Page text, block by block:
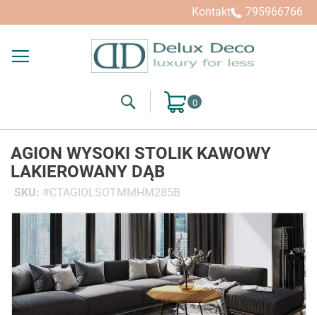
Kontakt 795966766
SearchMój koszyk
AGION WYSOKI STOLIK KAWOWY
LAKIEROWANY DĄB
SKU
CTAGIOLSOTMMHM285B
Przejdź
na
koniec
galerii